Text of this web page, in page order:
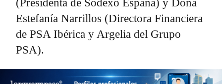
(Presidenta de Sodexo España) y Doña
Estefanía Narrillos (Directora Financiera
de PSA Ibérica y Argelia del Grupo
PSA).